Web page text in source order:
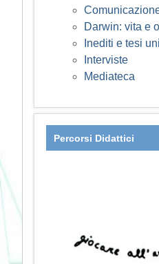
Darwin: vita e
Inediti e tesi
Interviste
Mediateca
Percorsi Didattici